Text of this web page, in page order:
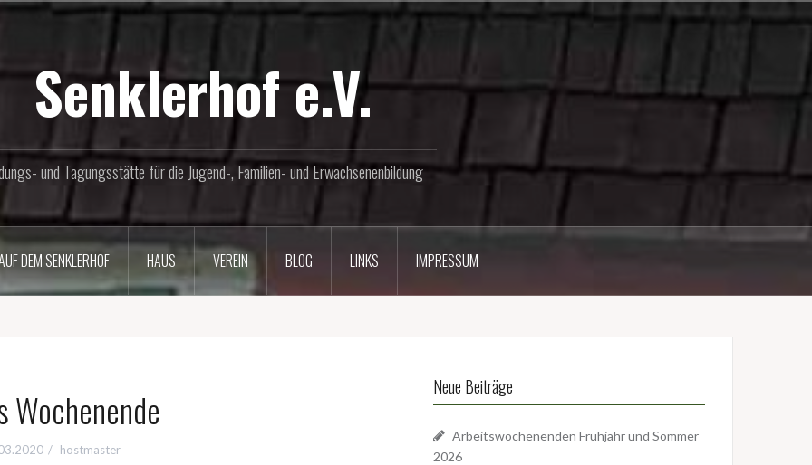
Senklerhof e.V.
und Tagungsstätte für die Jugend-, Familien- und Erwachsenenbildung
DEM SENKLERHOF HAUS VEREIN BLOG LINKS IMPRESSUM
Wochenende
hostmaster
Neue Beiträge
Arbeitswochenenden Frühjahr und Sommer
2026